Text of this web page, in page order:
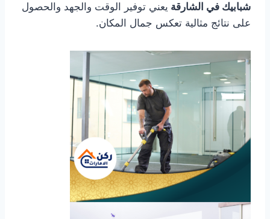
شبابيك في الشارقة يعني توفير الوقت والجهد والحصول
على نتائج مثالية تعكس جمال المكان.